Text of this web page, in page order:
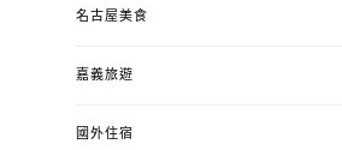
名古屋美食
嘉義旅遊
國外住宿